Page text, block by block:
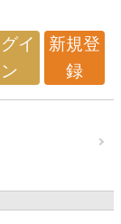
イ
ン
新規登
録